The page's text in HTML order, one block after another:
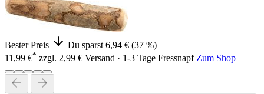
Bester Preis
Du sparst 6,94 € (37 %)
11,99 €* zzgl. 2,99 € Versand · 1-3 Tage Fressnapf Zum Shop